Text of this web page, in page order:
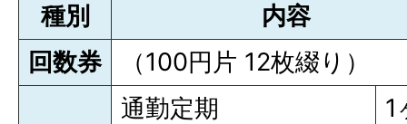
種別
内容
回数券
（100円片 12枚綴り）
通勤定期
1